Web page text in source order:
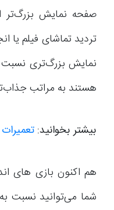
صفحه نمایش بزرگ‌تر
تردید تماشای فیلم یا
نمایش بزرگ‌تری
هستند به مراتب
بیشتر بخوانید:
هم اکنون بازی های
شما می‌توانید نسبت